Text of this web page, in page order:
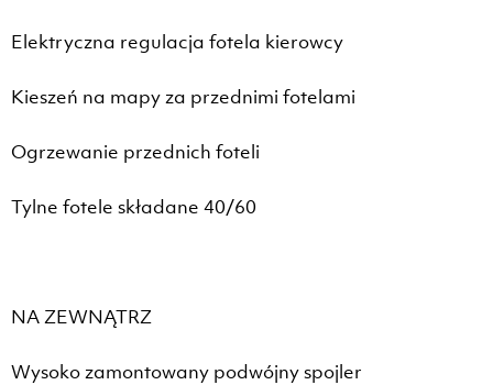
Elektryczna regulacja fotela kierowcy
Kieszeń na mapy za przednimi fotelami
Ogrzewanie przednich foteli
Tylne fotele składane 40/60
NA ZEWNĄTRZ
Wysoko zamontowany podwójny spojler